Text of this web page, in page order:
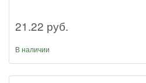
21.22 руб.
В наличии